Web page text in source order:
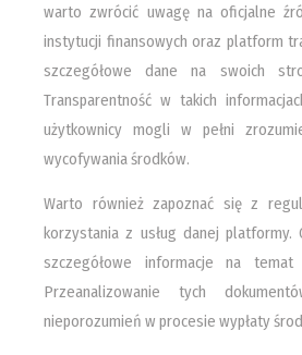
warto zwrócić uwagę na oficjalne
instytucji finansowych oraz platform
szczegółowe dane na swoich
Transparentność w takich
użytkownicy mogli w pełni
wycofywania środków.
Warto również zapoznać się z
korzystania z usług danej platformy.
szczegółowe informacje na temat
Przeanalizowanie tych
nieporozumień w procesie wypłaty